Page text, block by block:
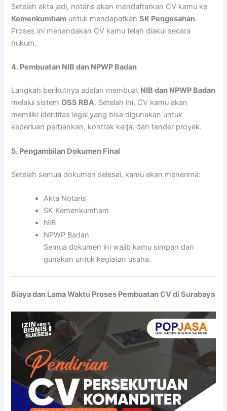
Setelah akta jadi, notaris akan mendaftarkan CV kamu ke
Kemenkumham untuk mendapatkanSK Pengesahan.
Proses ini menandakan CV kamu telah diakui secara
hukum.
4. Pembuatan NIB dan NPWP Badan
Langkah berikutnya adalah membuat NIB dan NPWP Badan
melalui sistemOSS RBA. Setelah ini, CV kamu akan
memiliki identitas legal yang bisa digunakan untuk
keperluan perbankan, kontrak kerja, dan tender proyek.
5. Pengambilan Dokumen Final
Setelah semua dokumen selesai, kamu akan menerima:
Akta Notaris
SK Kemenkumham
NIB
NPWP Badan
Semua dokumen ini wajib kamu simpan dan
gunakan untuk kegiatan usaha.
Biaya dan Lama Waktu Proses Pembuatan CV di Surabaya